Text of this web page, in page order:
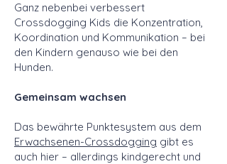
Ganz nebenbei verbessert
Crossdogging Kids die Konzentration,
Koordination und Kommunikation – bei
den Kindern genauso wie bei den
Hunden.
Gemeinsam wachsen
Das bewährte Punktesystem aus dem
Erwachsenen-Crossdogging gibt es
auch hier – allerdings kindgerecht und